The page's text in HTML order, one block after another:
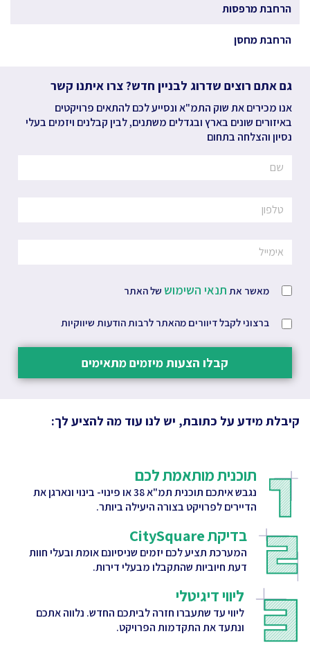
הרחבת מרפסות
הרחבת מחסן
גם אתם רוצים שדרוג לבניין חדש? צרו איתנו קשר
אנו מכירים את שוק התמ"א ונסייע לכם להתאים פרויקטים
באיזורים שונים בארץ ובגדלים משתנים, לבין קבלנים ויזמים בעלי
נסיון והצלחה בתחום
מאשר את תנאי השימוש של האתר
ברצוני לקבל דיוורים מהאתר לרבות הודעות שיווקיות
קבלו הצעות מיזמים מתאימים
קיבלת מידע על כתובת, יש לנו עוד מה להציע לך:
תוכנית מותאמת לכם
נגבש איתכם תוכנית תמ"א 38 או פינוי- בינוי ונארגן את
הדיירים לפרויקט בצורה היעילה ביותר.
בדיקת CitySquare
המערכת תציע לכם יזמים שניסיונם אומת ובעלי חוות
דעת חיוביות שהתקבלו מבעלי דירות.
ליווי דיגיטלי
ליווי עד שתעברו חזרה לביתכם החדש. נלווה אתכם
ונתעד את התקדמות הפרויקט.